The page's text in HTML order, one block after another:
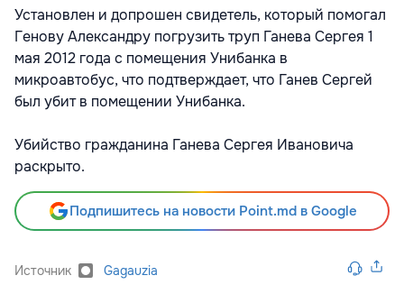
Установлен и допрошен свидетель, который помогал
Генову Александру погрузить труп Ганева Сергея 1
мая 2012 года с помещения Унибанка в
микроавтобус, что подтверждает, что Ганев Сергей
был убит в помещении Унибанка.
Убийство гражданина Ганева Сергея Ивановича
раскрыто.
Подпишитесь на новости Point.md в Google
Источник Gagauzia